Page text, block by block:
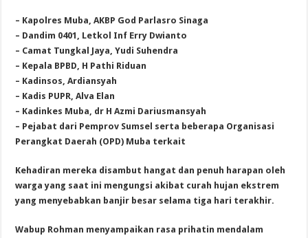
– Kapolres Muba, AKBP God Parlasro Sinaga
– Dandim 0401, Letkol Inf Erry Dwianto
– Camat Tungkal Jaya, Yudi Suhendra
– Kepala BPBD, H Pathi Riduan
– Kadinsos, Ardiansyah
– Kadis PUPR, Alva Elan
– Kadinkes Muba, dr H Azmi Dariusmansyah
– Pejabat dari Pemprov Sumsel serta beberapa Organisasi
Perangkat Daerah (OPD) Muba terkait
Kehadiran mereka disambut hangat dan penuh harapan oleh
warga yang saat ini mengungsi akibat curah hujan ekstrem
yang menyebabkan banjir besar selama tiga hari terakhir.
Wabup Rohman menyampaikan rasa prihatin mendalam